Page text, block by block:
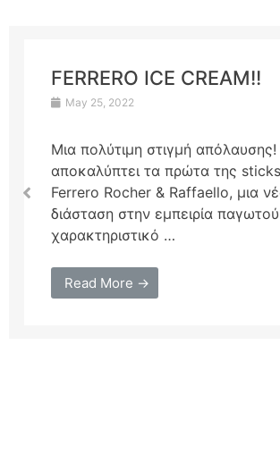
FERRERO ICE CREAM!!
May 25, 2022
Μια πολύτιμη στιγμή
αποκαλύπτει τα πρώτα της
Ferrero Rocher & Raffaello, μια
διάσταση στην εμπειρία
χαρακτηριστικό …
Read More →